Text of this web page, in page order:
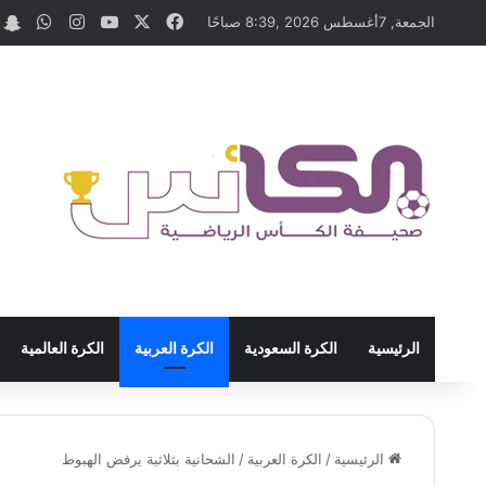
الجمعة, 7أغسطس 2026 ,8:39 صباحًا فيسبوك ‫YouTubeانستقرام
الرئيسية الكرة السعودية الكرة العربية الكرة العالمية
الرئيسية / الكرة العربية / الشحانية بثلاثية يرفض الهبوط